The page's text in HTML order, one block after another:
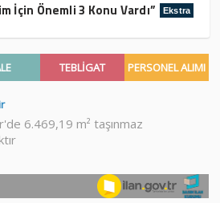
İçin Önemli 3 Konu Vardı” Ekstra